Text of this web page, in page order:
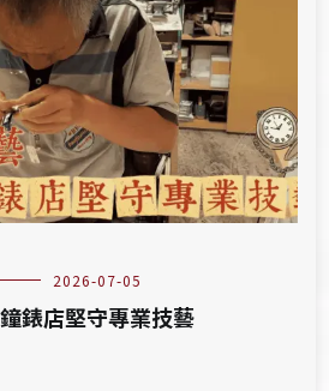
2026-07-05
錶店堅守專業技藝